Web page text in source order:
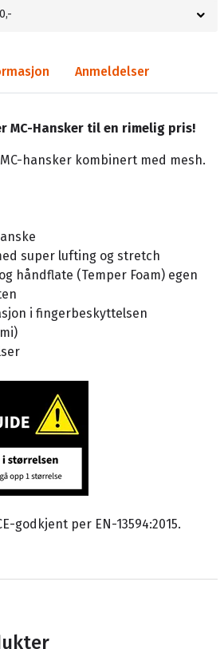
Anmeldelser
MC-Hansker til en rimelig pris!
hansker kombinert med mesh.
super lufting og stretch
håndflate (Temper Foam) egen
i fingerbeskyttelsen
godkjent per EN-13594:2015.